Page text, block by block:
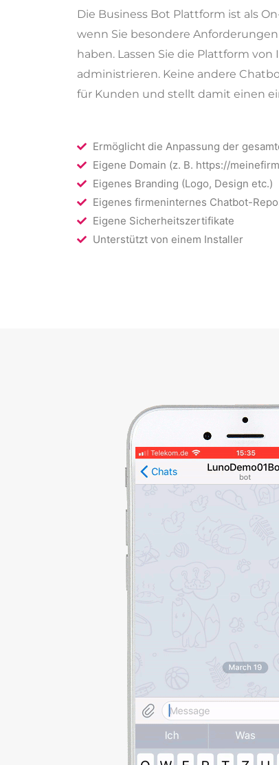
Die Business Bot Plattform ist als
wenn Sie besondere
haben. Lassen Sie die Plattform
administrieren. Keine andere
für Kunden und stellt damit einen
Ermöglicht die Anpassung der
Eigene Domain (z. B. https://
Eigenes Branding (Logo, Design etc.)
Eigenes firmeninternes Chatbot-
Eigene Sicherheitszertifikate
Unterstützt von einem Installer